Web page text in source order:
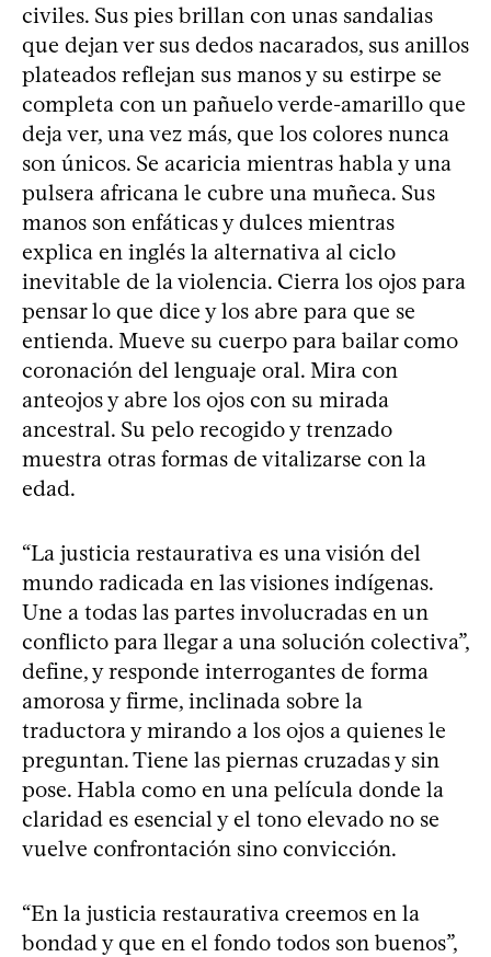
civiles. Sus pies brillan con unas sandalias
que dejan ver sus dedos nacarados, sus anillos
plateados reflejan sus manos y su estirpe se
completa con un pañuelo verde-amarillo que
deja ver, una vez más, que los colores nunca
son únicos. Se acaricia mientras habla y una
pulsera africana le cubre una muñeca. Sus
manos son enfáticas y dulces mientras
explica en inglés la alternativa al ciclo
inevitable de la violencia. Cierra los ojos para
pensar lo que dice y los abre para que se
entienda. Mueve su cuerpo para bailar como
coronación del lenguaje oral. Mira con
anteojos y abre los ojos con su mirada
ancestral. Su pelo recogido y trenzado
muestra otras formas de vitalizarse con la
edad.
“La justicia restaurativa es una visión del
mundo radicada en las visiones indígenas.
Une a todas las partes involucradas en un
conflicto para llegar a una solución colectiva”,
define, y responde interrogantes de forma
amorosa y firme, inclinada sobre la
traductora y mirando a los ojos a quienes le
preguntan. Tiene las piernas cruzadas y sin
pose. Habla como en una película donde la
claridad es esencial y el tono elevado no se
vuelve confrontación sino convicción.
“En la justicia restaurativa creemos en la
bondad y que en el fondo todos son buenos”,